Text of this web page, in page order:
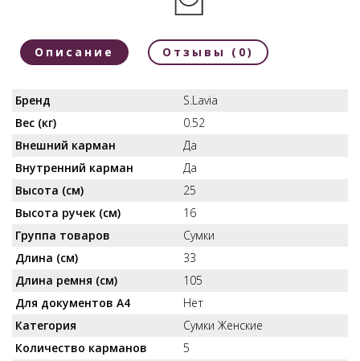
Описание Отзывы (0)
Бренд
S.Lavia
Вес (кг)
0.52
Внешний карман
Да
Внутренний карман
Да
Высота (см)
25
Высота ручек (см)
16
Группа товаров
Сумки
Длина (см)
33
Длина ремня (см)
105
Для документов А4
Нет
Категория
Сумки Женские
Количество карманов
5